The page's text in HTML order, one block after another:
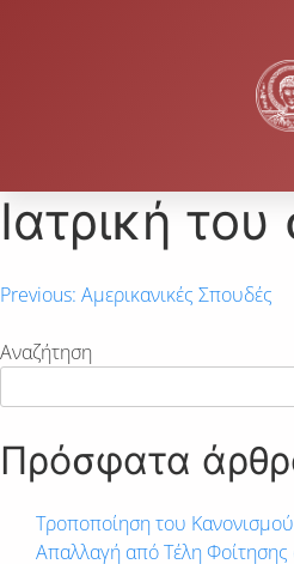
Ιατρική
Previous: Αμερικανικές Σπουδές
Αναζήτηση
Πρόσφατα
Τροποποίηση του
Απαλλαγή από Τέλη